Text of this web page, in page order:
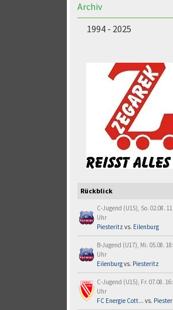
Archiv
1994 - 2025
Rückblick
C-Jugend (U15), So. 02.08.
Uhr
Piesteritz vs. Eilenburg
B-Jugend (U17), Mi. 05.08.
Uhr
Eilenburgvs. Piesteritz
C-Jugend (U15), Fr. 07.08.
Uhr
FC Energie Cott... vs.